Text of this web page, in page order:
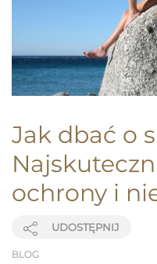
Jak dbać o
ochrony i
UDOSTĘPNIJ
BLOG